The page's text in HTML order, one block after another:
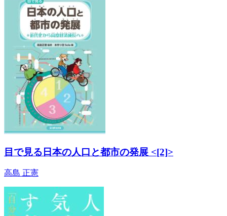
目で見る日本の人口と都市の発展 <[2]>
高島 正憲